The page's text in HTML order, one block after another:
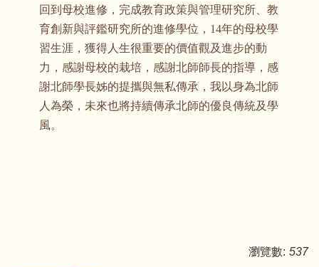
回到母校進修，完成教育政策與管理研究所、教
育創新與評鑑研究所的進修學位，14年的母校學
習生涯，獲得人生很重要的價值觀及進步的動
力，感謝母校的栽培，感謝北師師長的指導，感
謝北師學長姊的提攜與無私傳承，我以身為北師
人為榮，未來也將持續傳承北師的優良傳統及學
風。
瀏覽數: 537